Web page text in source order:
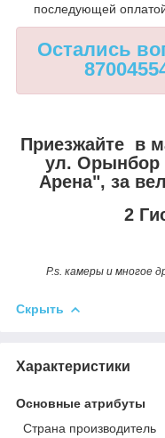
последующей
Остались
Приезжайте в
ул. Орынбор
Арена", за
2
P.s. камеры и многое
Скрыть
Характеристики
Основные атрибуты
Страна производитель